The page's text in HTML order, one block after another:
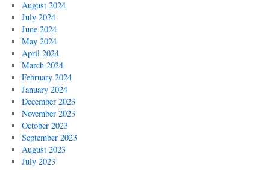
August 2024
July 2024
June 2024
May 2024
April 2024
March 2024
February 2024
January 2024
December 2023
November 2023
October 2023
September 2023
August 2023
July 2023